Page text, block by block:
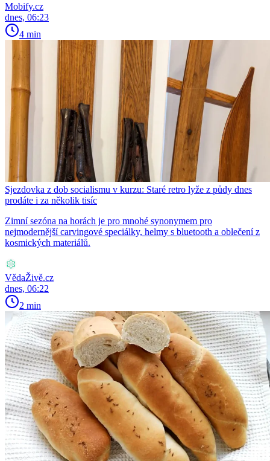
Mobify.cz
dnes, 06:23
4 min
Sjezdovka z dob socialismu v kurzu: Staré retro lyže z půdy dnes
prodáte i za několik tisíc
Zimní sezóna na horách je pro mnohé synonymem pro
nejmodernější carvingové speciálky, helmy s bluetooth a oblečení z
kosmických materiálů.
VědaŽivě.cz
dnes, 06:22
2 min